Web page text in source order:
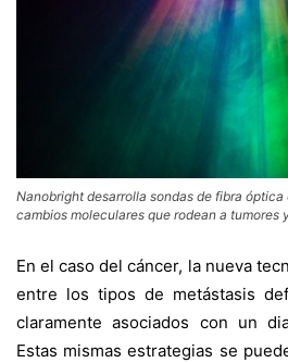
Nanobright desarrolla sondas de fibra
cambios moleculares que rodean a tumores
En el caso del cáncer, la nueva
entre los tipos de metástasis
claramente asociados con un
Estas mismas estrategias se